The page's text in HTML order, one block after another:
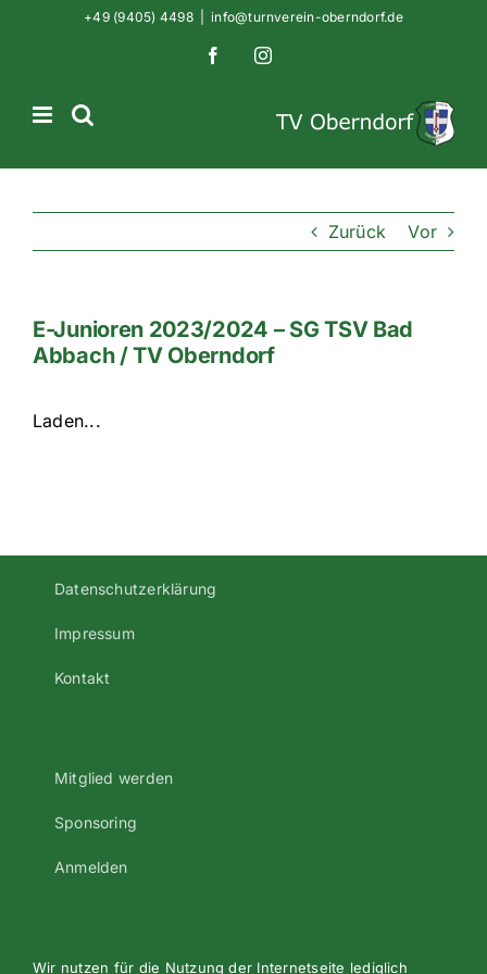
+49 (9405) 4498 info@turnverein-oberndorf.de
FacebookInstagram
Zurück Vor
E-Junioren 2023/2024 – SG TSV Bad
Abbach / TV Oberndorf
Laden...
Datenschutzerklärung
Impressum
Kontakt
Mitglied werden
Sponsoring
Anmelden
Wir nutzen für die Nutzung der Internetseite lediglich